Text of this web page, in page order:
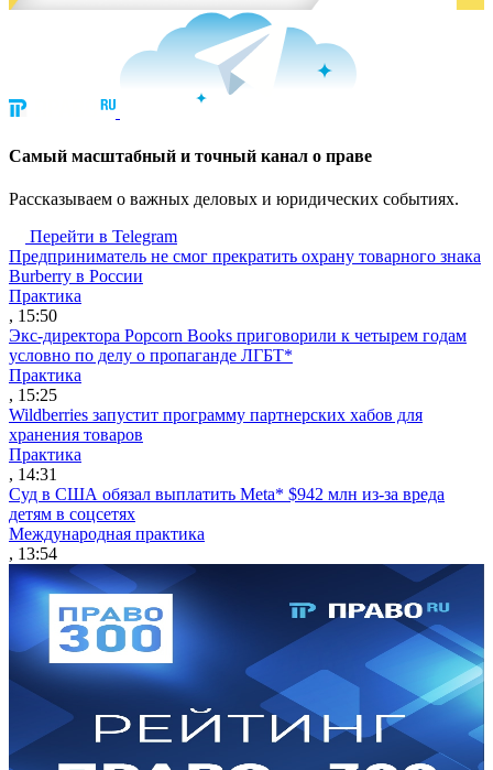
Cамый масштабный и точный канал о праве
Рассказываем о важных деловых и юридических событиях.
Перейти в Telegram
Предприниматель не смог прекратить охрану товарного знака
Burberry в России
Практика
, 15:50
Экс-директора Popcorn Books приговорили к четырем годам
условно по делу о пропаганде ЛГБТ*
Практика
, 15:25
Wildberries запустит программу партнерских хабов для
хранения товаров
Практика
, 14:31
Суд в США обязал выплатить Meta* $942 млн из-за вреда
детям в соцсетях
Международная практика
, 13:54